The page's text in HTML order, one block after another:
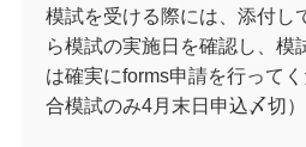
模試を受ける際には、添付し
ら模試の実施日を確認し、模
は確実にforms申請を行って
合模試のみ4月末日申込〆切）